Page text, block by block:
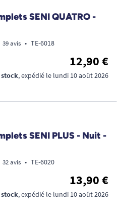
SENI QUATRO -
39 avis • TE-6018
12,90 €
stock, expédié le lundi 10 août 2026
SENI PLUS - Nuit -
32 avis • TE-6020
13,90 €
stock, expédié le lundi 10 août 2026